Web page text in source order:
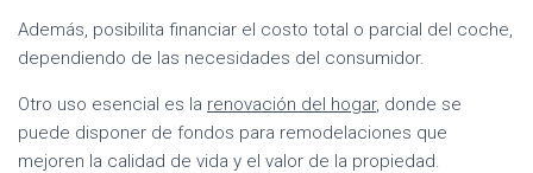
Además, posibilita financiar el costo total o parcial del coche,
dependiendo de las necesidades del consumidor.
Otro uso esencial es la renovación del hogar, donde se
puede disponer de fondos para remodelaciones que
mejoren la calidad de vida y el valor de la propiedad.